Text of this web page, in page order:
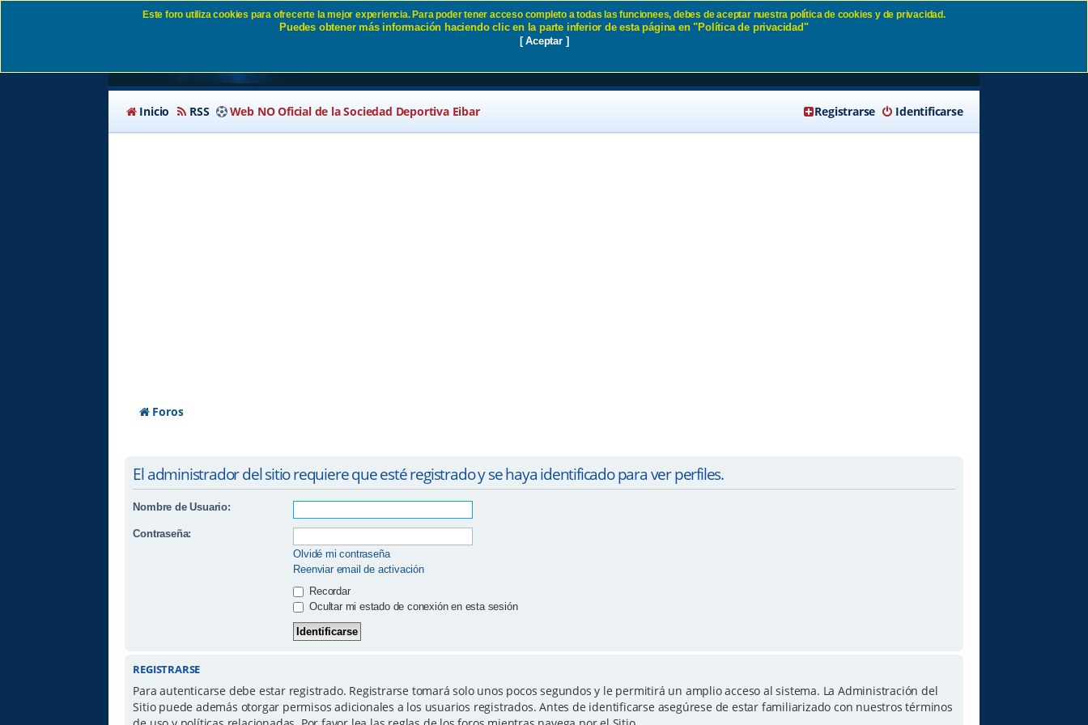
Identificarse SD Eibar
Inicio RSS Web NO Oficial de la Sociedad Deportiva Eibar Identificarse
Registrarse
Foros
El administrador del sitio requiere que esté registrado y se haya identificado para ver perfiles.
Nombre de Usuario:
Contraseña:
Olvidé mi contraseña
Reenviar email de activación
Recordar
Ocultar mi estado de conexión en esta sesión
REGISTRARSE
Para autenticarse debe estar registrado. Registrarse tomará solo unos pocos segundos y le permitirá un amplio acceso al sistema. La Administración del
Sitio puede además otorgar permisos adicionales a los usuarios registrados. Antes de identificarse asegúrese de estar familiarizado con nuestros términos
Este foro utiliza cookies para ofrecerte la mejor experiencia. Para poder tener acceso completo a todas las funcionees, debes de aceptar nuestra política de cookies y de privacidad.
Puedes obtener más información haciendo clic en la parte inferior de esta página en "Política de privacidad"
[ Aceptar ]